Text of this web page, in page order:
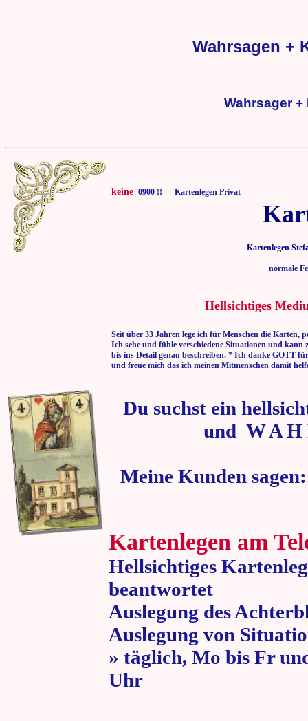
Wahrsagen +
Wahrsager
keine 0900 !! Kartenlegen Privat
Kartenlegen
normale
Hellsichtiges
Seit über 33 Jahren lege ich für Menschen die Karten,
Ich sehe und fühle verschiedene Situationen und kann
bis ins Detail genau beschreiben. * Ich danke GOTT
und freue mich das ich meinen Mitmenschen damit
Du suchst ein
und W A H
Meine Kunden
Kartenlegen am
Hellsichtiges
beantwortet
Auslegung des
Auslegung von
» täglich, Mo bis Fr
Uhr » 80